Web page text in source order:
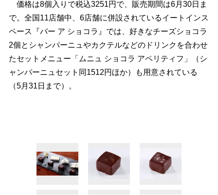
価格は8個入りで税込3251円で、販売期間は6月30日ま
で。全国11店舗中、6店舗に併設されているイートインス
ペース『バー ア ショコラ』では、好きなチーズショコラ
2個とシャンパーニュやカクテルなどのドリンクを合わせ
たセットメニュー「ムニュ ショコラ アペリティフ」（シ
ャンパーニュセット同1512円ほか）も用意されている
（5月31日まで）。